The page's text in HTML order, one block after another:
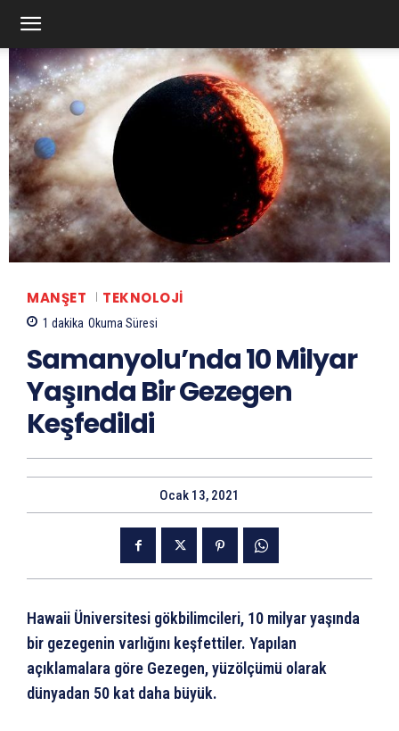
MANŞET TEKNOLOJI
1 dakika Okuma Süresi
Samanyolu’nda 10 Milyar
Yaşında Bir Gezegen
Keşfedildi
Ocak 13, 2021
Hawaii Üniversitesi gökbilimcileri, 10 milyar yaşında
bir gezegenin varlığını keşfettiler. Yapılan
açıklamalara göre Gezegen, yüzölçümü olarak
dünyadan 50 kat daha büyük.